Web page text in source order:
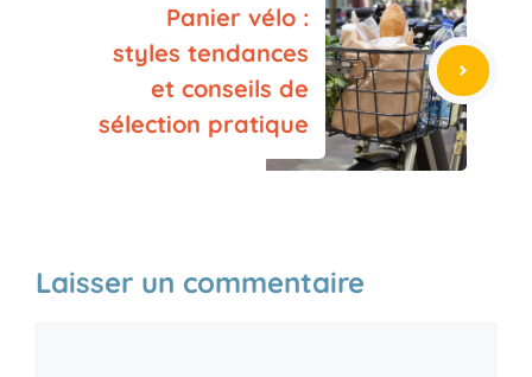
Panier vélo :
styles tendances
et conseils de
sélection pratique
Laisser un commentaire